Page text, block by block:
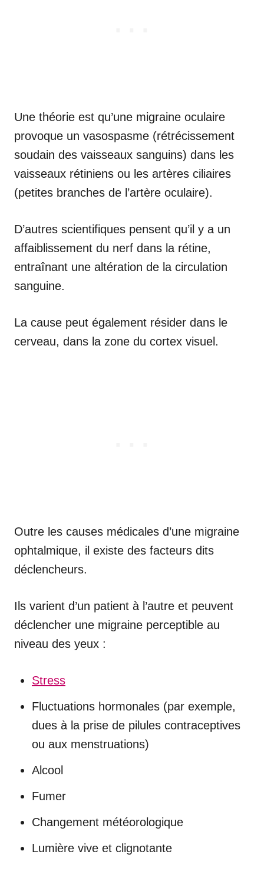
Une théorie est qu’une migraine oculaire
provoque un vasospasme (rétrécissement
soudain des vaisseaux sanguins) dans les
vaisseaux rétiniens ou les artères ciliaires
(petites branches de l’artère oculaire).
D’autres scientifiques pensent qu’il y a un
affaiblissement du nerf dans la rétine,
entraînant une altération de la circulation
sanguine.
La cause peut également résider dans le
cerveau, dans la zone du cortex visuel.
Outre les causes médicales d’une migraine
ophtalmique, il existe des facteurs dits
déclencheurs.
Ils varient d’un patient à l’autre et peuvent
déclencher une migraine perceptible au
niveau des yeux :
Stress
Fluctuations hormonales (par exemple,
dues à la prise de pilules contraceptives
ou aux menstruations)
Alcool
Fumer
Changement météorologique
Lumière vive et clignotante